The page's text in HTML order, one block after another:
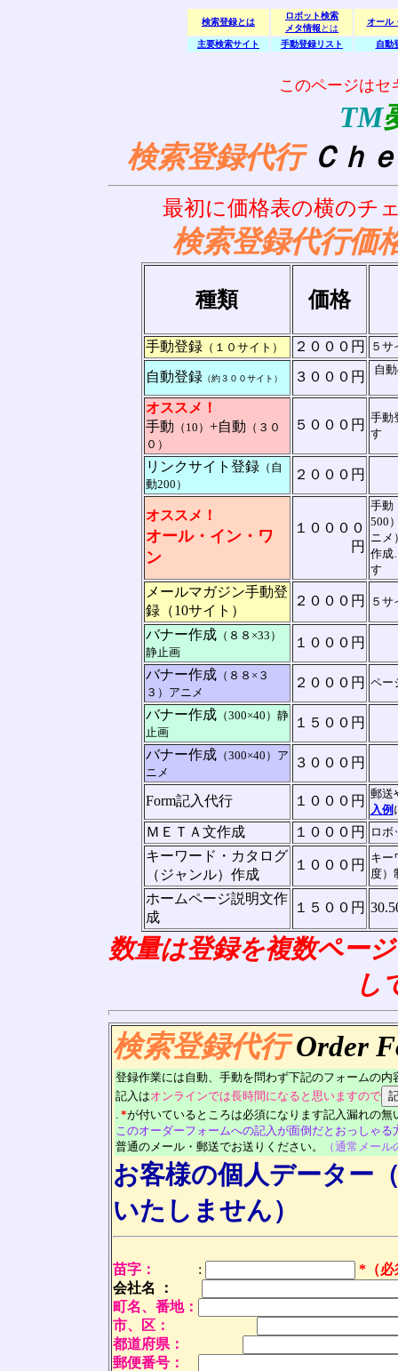
検索登録とは
ロボット検索
メタ情報とは
オール
主要検索サイト 手動登録リスト 自動
このページはセ
TM
検索登録代行Ｃｈ
最初に価格表の横のチ
検索登録代行価
種類 価格
手動登録（１０サイト） ２０００円 ５
自動登録（約３００サイト） ３０００円 自
オススメ！
手動 （10） +自動 （３０
０）
５０００円 手動
す
リンクサイト登録（自
動200）
２０００円
オススメ！
オール・イン・ワ
ン
１００００
円
手動
500
ニメ
作成
す
メールマガジン手動登
録（10サイト）
２０００円 ５
バナー作成（８８×33）
静止画
１０００円
バナー作成（８８×３
３）アニメ
２０００円 ペー
バナー作成（300×40）静
止画
１５００円
バナー作成（300×40）ア
ニメ
３０００円
Form記入代行 １０００円 郵送
入例
ＭＥＴＡ文作成 １０００円 ロボ
キーワード・カタログ
（ジャンル）作成
１０００円
キー
度）
ホームページ説明文作
成
１５００円
数量は登録を複数ペー
し
検索登録代行Order
登録作業には自動、手動を問わず下記のフォームの内
記入はオンラインでは長時間になると思いますので
. *が付いているところは必須になります記入漏れの
このオーダーフォームへの記入が面倒だとおっしゃ
普通のメール・郵送でお送りください。 （通常メー
お客様の個人データー
いたしません）
苗字： :
*（必
会社名 ：
町名、番地：
市、区：
都道府県：
郵便番号：